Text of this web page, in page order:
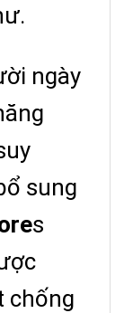
ngày
sung
s
chống